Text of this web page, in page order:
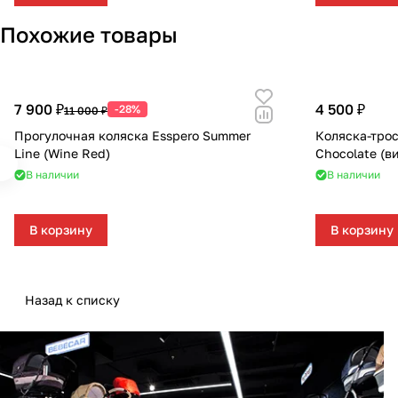
Похожие товары
7 900 ₽11 000 ₽ -28%
Прогулочная коляска Esspero Summer
Line (Wine Red)
В наличии
В корзину
4 500 ₽
Коляска-
Chocolate
В наличии
В корзину
Назад к списку